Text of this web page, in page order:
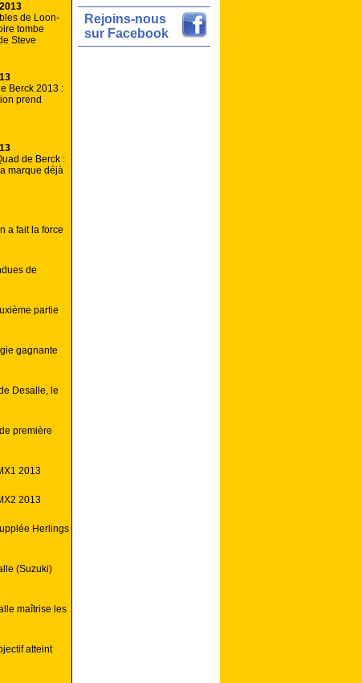
de Loon-
tombe
Steve
Berck 2013 :
prend
de Berck :
marque déjà
a fait la force
de
partie
gagnante
Desalle, le
première
2013
2013
Herlings
(Suzuki)
maîtrise les
atteint
Rejoins-nous
sur Facebook